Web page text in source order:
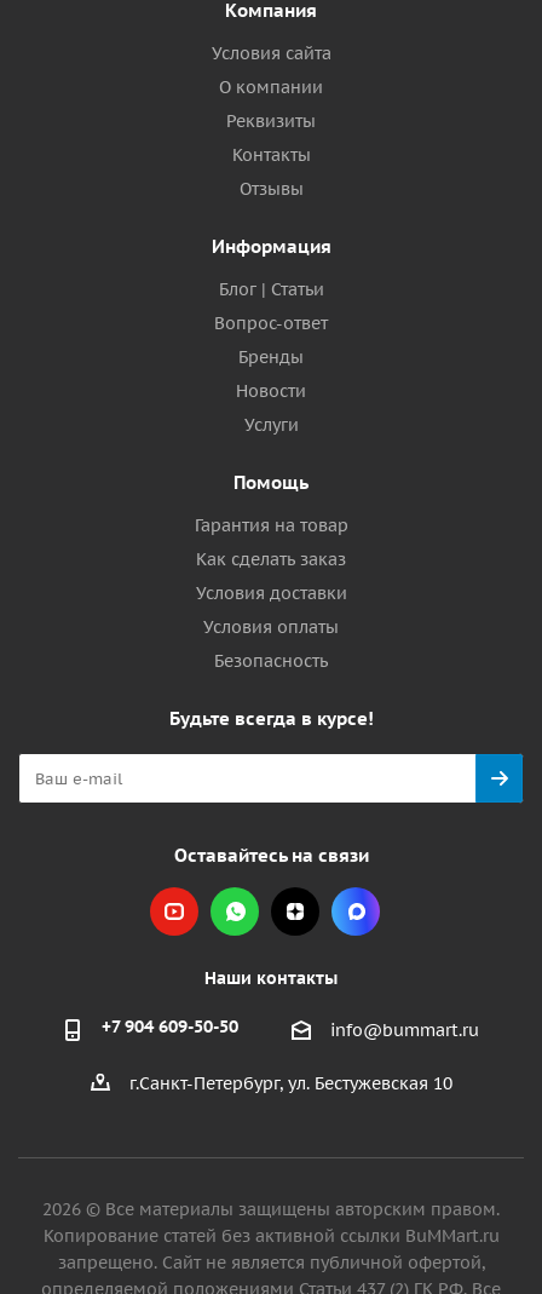
Компания
Условия сайта
О компании
Реквизиты
Контакты
Отзывы
Информация
Блог | Статьи
Вопрос-ответ
Бренды
Новости
Услуги
Помощь
Гарантия на товар
Как сделать заказ
Условия доставки
Условия оплаты
Безопасность
Будьте всегда в курсе!
Оставайтесь на связи
Наши контакты
+7 904 609-50-50 info@bummart.ru
г.Санкт-Петербург, ул. Бестужевская 10
2026 © Все материалы защищены авторским правом.
Копирование статей без активной ссылки BuMMart.ru
запрещено. Сайт не является публичной офертой,
определяемой положениями Статьи 437 (2) ГК РФ. Все